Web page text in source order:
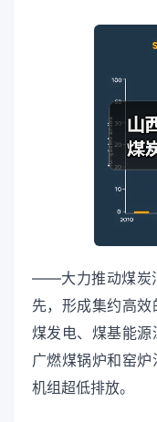
——大力推动煤炭
先，形成集约高
煤发电、煤基能
广燃煤锅炉和窑
机组超低排放。